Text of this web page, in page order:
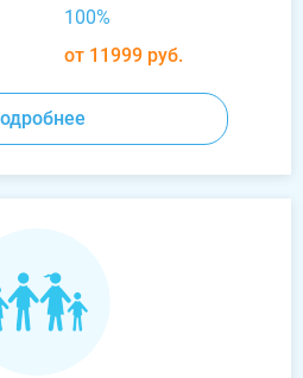
100%
от 11999 руб.